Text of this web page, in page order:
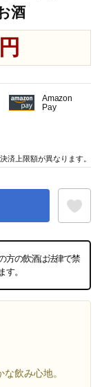
酒
お気に入
方の飲酒は法律で禁
す。
飲み心地。
Amazon
Pay
済上限額が異なります。